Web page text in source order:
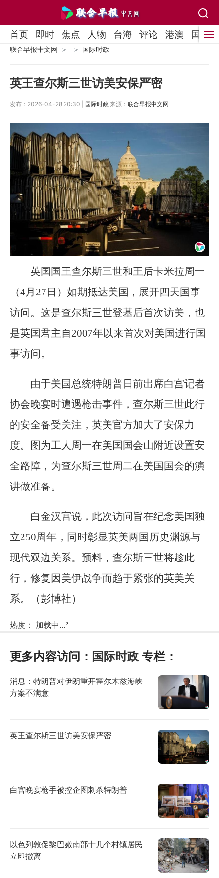
首页 即时 焦点 人物 台海 评论 港澳 国际
联合早报中文网 国际时政
英王查尔斯三世访美安保严密
发布：2026-04-28 20:30 | 国际时政 来源： 联合早报中文网
英国国王查尔斯三世和王后卡米拉周一
（4月27日）如期抵达美国，展开四天国事
访问。这是查尔斯三世登基后首次访美，也
是英国君主自2007年以来首次对美国进行国
事访问。
由于美国总统特朗普日前出席白宫记者
协会晚宴时遭遇枪击事件，查尔斯三世此行
的安全备受关注，英美官方加大了安保力
度。图为工人周一在美国国会山附近设置安
全路障，为查尔斯三世周二在美国国会的演
讲做准备。
白金汉宫说，此次访问旨在纪念美国独
立250周年，同时彰显英美两国历史渊源与
现代双边关系。预料，查尔斯三世将趁此
行，修复因美伊战争而趋于紧张的英美关
系。（彭博社）
热度： 加载中...°
更多内容访问： 国际时政 专栏：
消息：特朗普对伊朗重开霍尔木兹海峡
方案不满意
英王查尔斯三世访美安保严密
白宫晚宴枪手被控企图刺杀特朗普
以色列敦促黎巴嫩南部十几个村镇居民
立即撤离